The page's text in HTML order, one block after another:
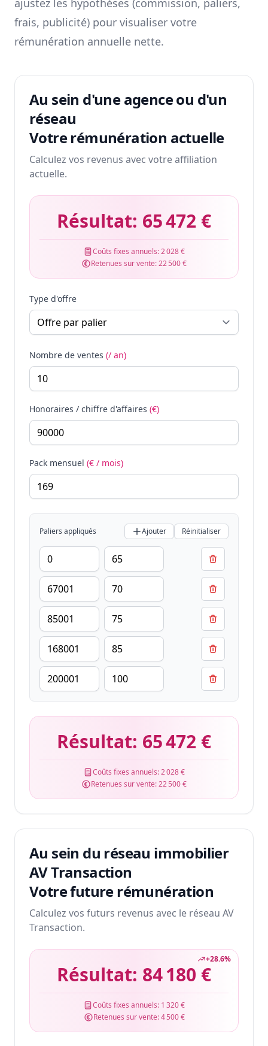
ajustez les hypothèses (commission, paliers,
frais, publicité) pour visualiser votre
rémunération annuelle nette.
Au sein d'une agence ou d'un
réseau
Votre rémunération actuelle
Calculez vos revenus avec votre affiliation
actuelle.
Résultat: 65 472 €
Coûts fixes annuels:2 028 €
Retenues sur vente:22 500 €
Type d'offre
Nombre de ventes (/ an)
Honoraires / chiffre d'affaires (€)
Pack mensuel (€ / mois)
Paliers appliqués Ajouter Réinitialiser
Résultat: 65 472 €
Coûts fixes annuels:2 028 €
Retenues sur vente:22 500 €
Au sein du réseau immobilier
AV Transaction
Votre future rémunération
Calculez vos futurs revenus avec le réseau AV
Transaction.
+28.6%
Résultat: 84 180 €
Coûts fixes annuels: 1 320 €
Retenues sur vente:4 500 €